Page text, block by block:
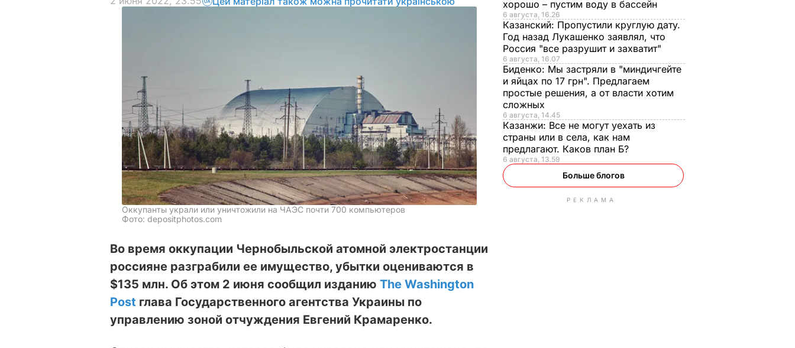
Оккупанты украли или уничтожили на ЧАЭС почти 700 компьютеров
Фото: depositphotos.com
Во время оккупации Чернобыльской атомной электростанции
россияне разграбили ее имущество, убытки оцениваются в
$135 млн. Об этом 2 июня сообщил изданию The Washington
Post глава Государственного агентства Украины по
управлению зоной отчуждения Евгений Крамаренко.
хорошо – пустим воду в бассейн
6 августа, 16.26
Казанский: Пропустили круглую дату.
Год назад Лукашенко заявлял, что
Россия "все разрушит и захватит"
6 августа, 16.07
Биденко: Мы застряли в "миндичгейте
и яйцах по 17 грн". Предлагаем
простые решения, а от власти хотим
сложных
6 августа, 14.45
Казанжи: Все не могут уехать из
страны или в села, как нам
предлагают. Каков план Б?
6 августа, 13.59
Больше блогов
РЕКЛАМА